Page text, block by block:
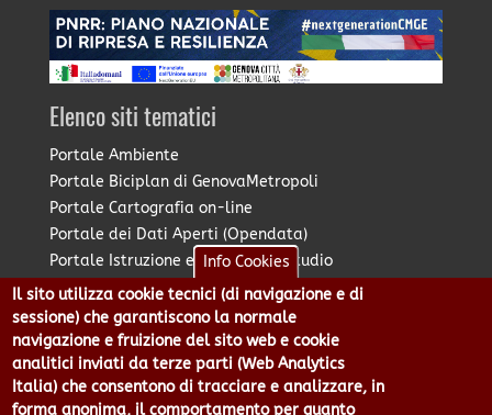
Elenco siti tematici
Portale Ambiente
Portale Biciplan di GenovaMetropoli
Portale Cartografia on-line
Portale dei Dati Aperti (Opendata)
Portale Istruzione e Diritto allo Studio
Portale Marketing Territoriale
Portale Piano Strategico Metropolitano
Portale PUMS di GenovaMetropoli
Portale Stazione Unica Appaltante
Pratico: procedimenti e istanze online
Info Cookies
Il sito utilizza cookie tecnici (di navigazione e di
sessione) che garantiscono la normale
navigazione e fruizione del sito web e cookie
analitici inviati da terze parti (Web Analytics
Italia) che consentono di tracciare e analizzare, in
forma anonima, il comportamento per quanto